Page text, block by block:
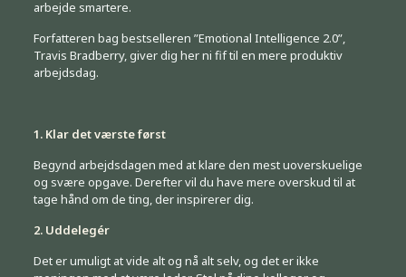
arbejde smartere.
Forfatteren bag bestselleren ”Emotional Intelligence 2.0”,
Travis Bradberry, giver dig her ni fif til en mere produktiv
arbejdsdag.
1. Klar det værste først
Begynd arbejdsdagen med at klare den mest uoverskuelige
og svære opgave. Derefter vil du have mere overskud til at
tage hånd om de ting, der inspirerer dig.
2. Uddelegér
Det er umuligt at vide alt og nå alt selv, og det er ikke